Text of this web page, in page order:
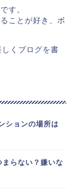
す。
ことが好き、ボ
くブログを書
ションの場所は
らない？嫌いな